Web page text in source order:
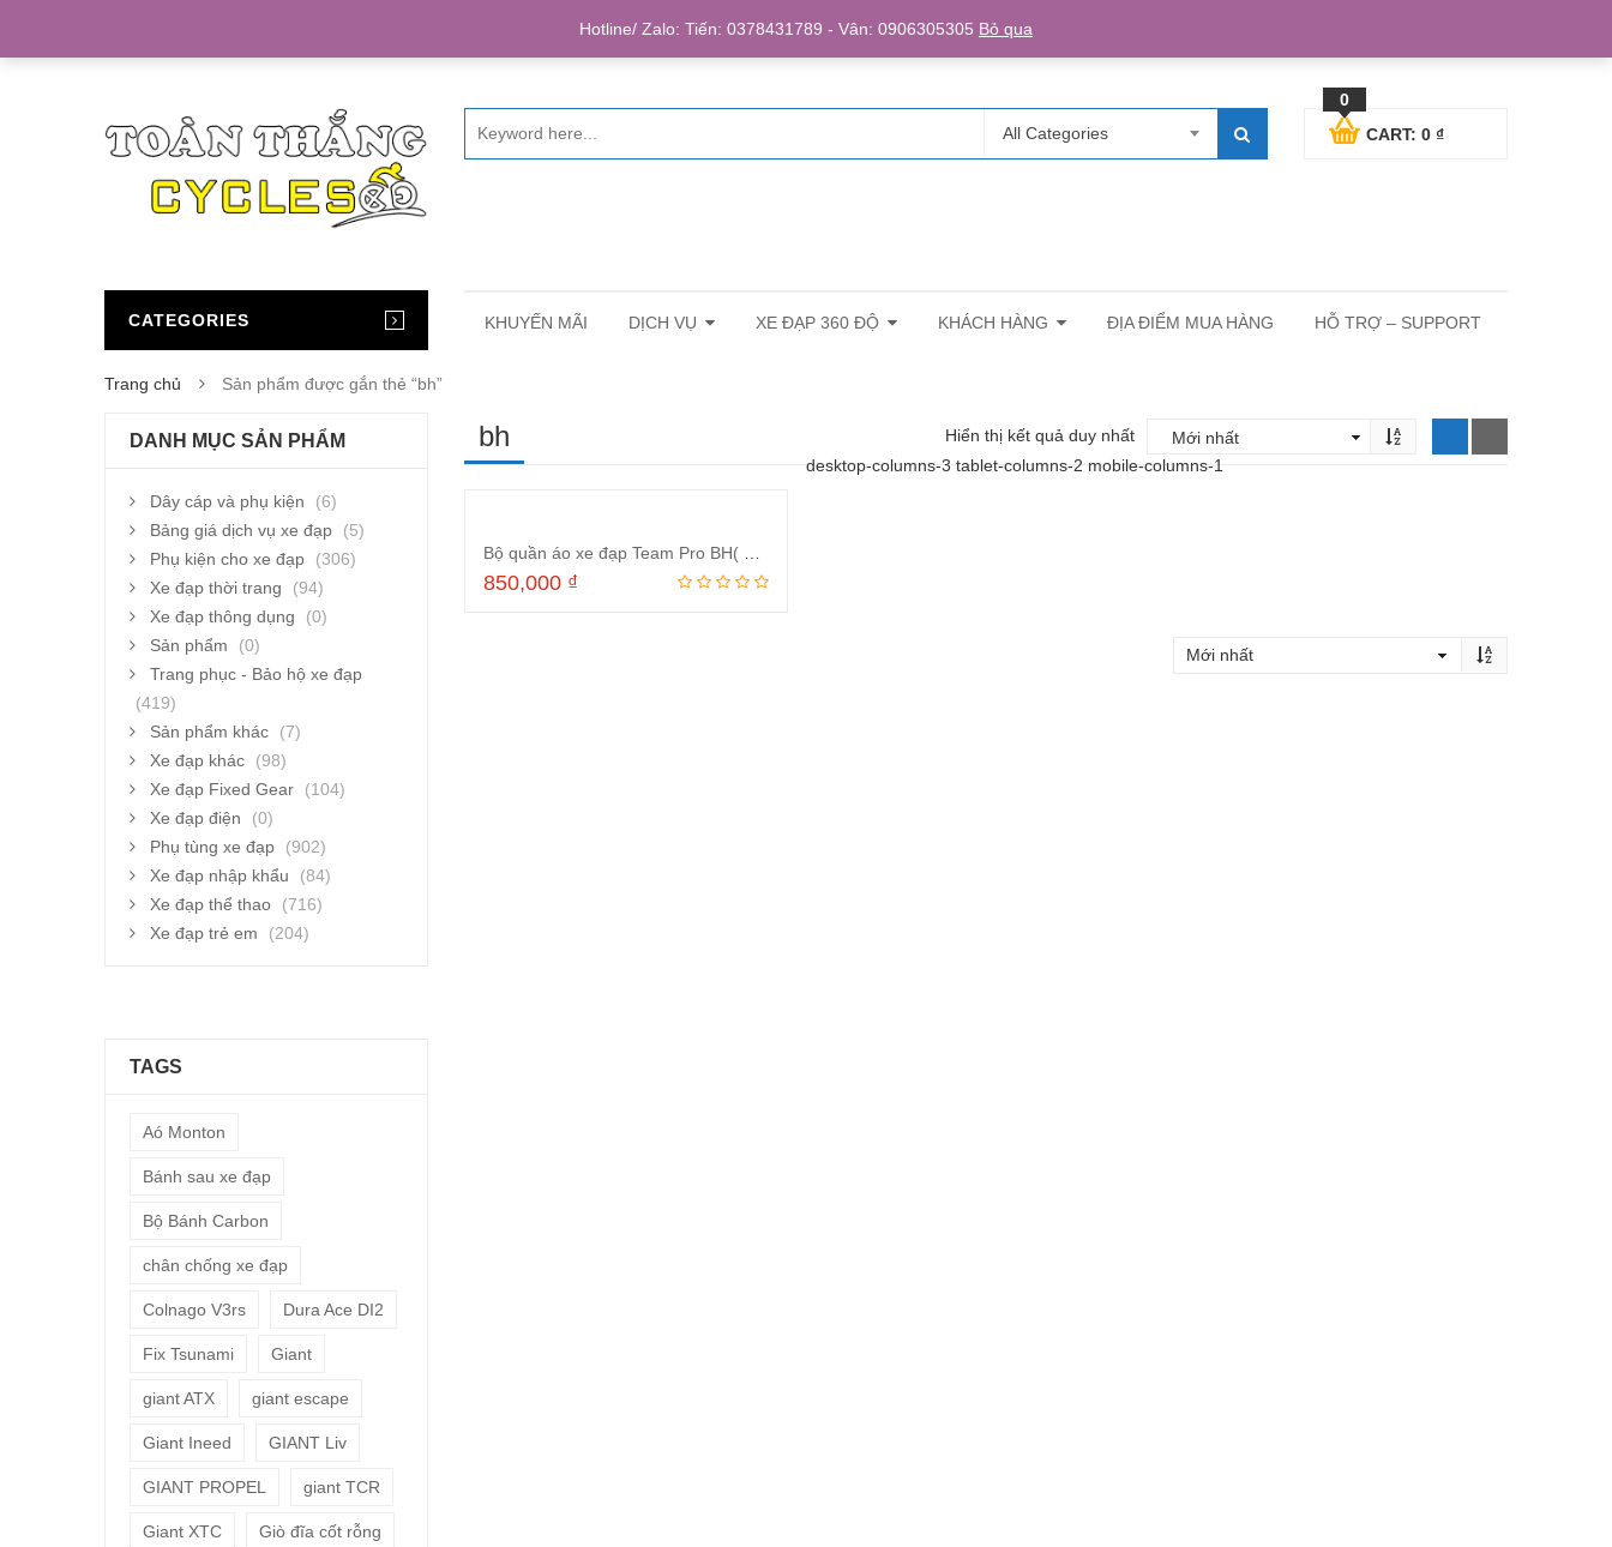
Login/Register
All Categories
0
CART: 0 ₫
CATEGORIES KHUYẾN MÃI DỊCH VỤ XE ĐẠP 360 ĐỘ KHÁCH HÀNG ĐỊA ĐIỂM MUA HÀNG HỖ TRỢ – SUPPORT
Trang chủ Sản phẩm được gắn thẻ “bh”
bh
Hiển thị kết quả duy nhất
desktop-columns-3 tablet-columns-2 mobile-columns-1
850,000 ₫
DANH MỤC SẢN PHẨM
Dây cáp và phụ kiện
(6)
Bảng giá dịch vụ xe đạp
(5)
Phụ kiện cho xe đạp
(306)
Xe đạp thời trang
(94)
Xe đạp thông dụng
(0)
Sản phẩm
(0)
Trang phục - Bảo hộ xe đạp
(419)
Sản phẩm khác
(7)
Xe đạp khác
(98)
Xe đạp Fixed Gear
(104)
Xe đạp điện
(0)
Phụ tùng xe đạp
(902)
Xe đạp nhập khẩu
(84)
Xe đạp thể thao
(716)
Xe đạp trẻ em
(204)
TAGS
Aó Monton
Bánh sau xe đạp
Bộ Bánh Carbon
chân chống xe đạp
Colnago V3rs Dura Ace DI2
Fix Tsunami Giant
giant ATX giant escape
Giant Ineed GIANT Liv
GIANT PROPEL giant TCR
Giant XTC Giò đĩa cốt rỗng
Hotline/ Zalo: Tiến: 0378431789 - Vân: 0906305305 Bỏ qua